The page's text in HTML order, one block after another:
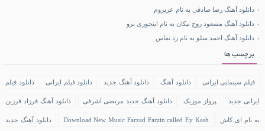
دانلود آهنگ رضا صادقی به نام عزیزوم
دانلود آهنگ مسعود روح نیکان به نام اینجوری نرو
دانلود آهنگ احمد سلو به نام رد تماس
برچسب ها
فیلم سینمایی ایرانی دانلود آهنگ دانلود آهنگ جدید دانلود فیلم ایرانی دانلود فیلم
ایرانی جدید پرواز موزیک دانلود آهنگ جدید مرتضی اشرفی دانلود آهنگ فرزاد فرزین
به نام ای کاش Download New Music Farzad Farzin called Ey Kash دانلود آهنگ جدید